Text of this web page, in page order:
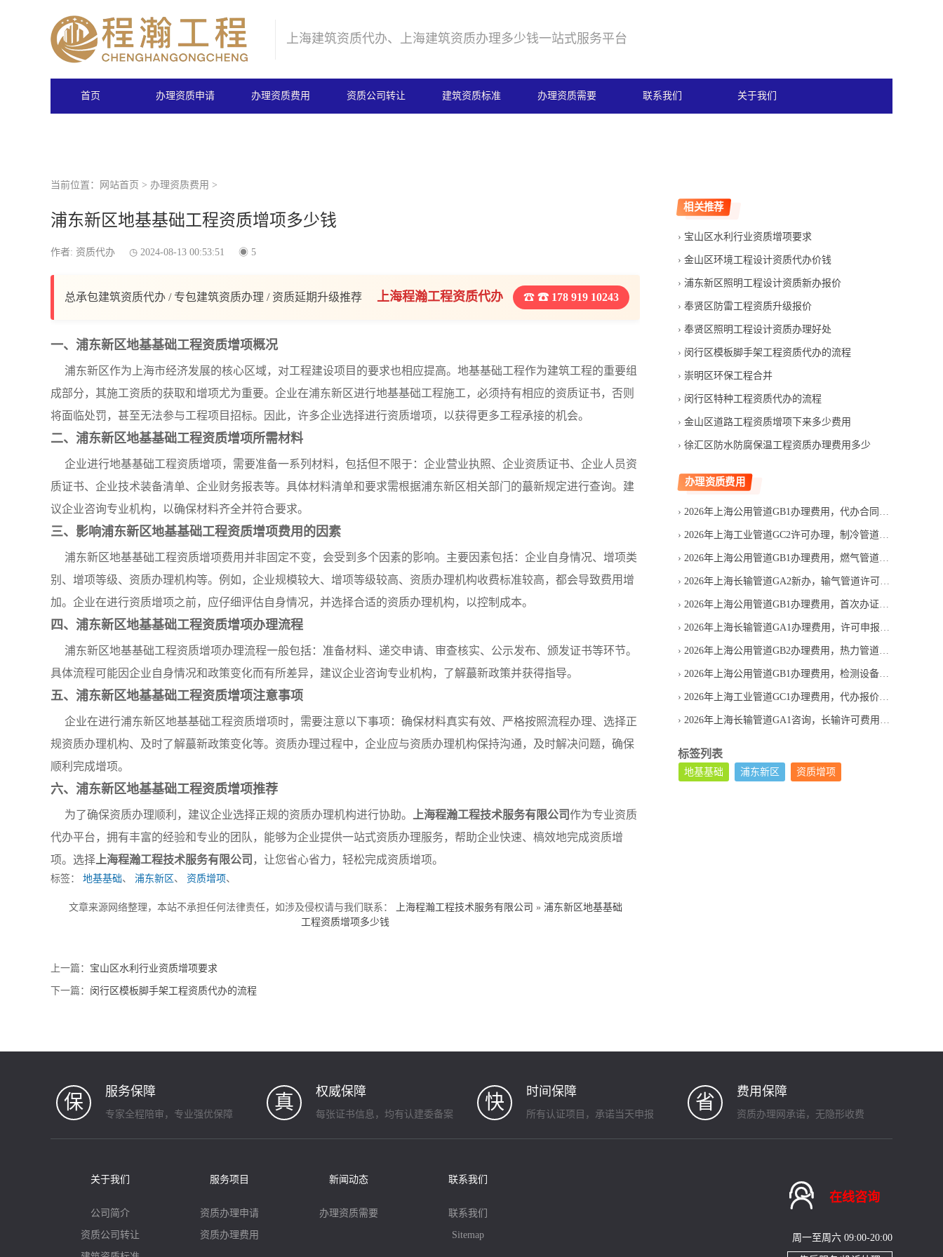
上海建筑资质代办、上海建筑资质办理多少钱一站式服务平台
首页 办理资质申请 办理资质费用 资质公司转让 建筑资质标准 办理资质需要 联系我们 关于我们
当前位置： 网站首页 > 办理资质费用 >
浦东新区地基基础工程资质增项多少钱
作者: 资质代办 2024-08-13 00:53:51 5
总承包建筑资质代办 / 专包建筑资质办理 / 资质延期升级推荐 上海程瀚工程资质代办 ☎ 178 919 10243
一、浦东新区地基基础工程资质增项概况
浦东新区作为上海市经济发展的核心区域，对工程建设项目的要求也相应提高。地基基础工程作为建筑工程的重要组
成部分，其施工资质的获取和增项尤为重要。企业在浦东新区进行地基基础工程施工，必须持有相应的资质证书，否则
将面临处罚，甚至无法参与工程项目招标。因此，许多企业选择进行资质增项，以获得更多工程承接的机会。
二、浦东新区地基基础工程资质增项所需材料
企业进行地基基础工程资质增项，需要准备一系列材料，包括但不限于：企业营业执照、企业资质证书、企业人员资
质证书、企业技术装备清单、企业财务报表等。具体材料清单和要求需根据浦东新区相关部门的蕞新规定进行查询。建
议企业咨询专业机构，以确保材料齐全并符合要求。
三、影响浦东新区地基基础工程资质增项费用的因素
浦东新区地基基础工程资质增项费用并非固定不变，会受到多个因素的影响。主要因素包括：企业自身情况、增项类
别、增项等级、资质办理机构等。例如，企业规模较大、增项等级较高、资质办理机构收费标准较高，都会导致费用增
加。企业在进行资质增项之前，应仔细评估自身情况，并选择合适的资质办理机构，以控制成本。
四、浦东新区地基基础工程资质增项办理流程
浦东新区地基基础工程资质增项办理流程一般包括：准备材料、递交申请、审查核实、公示发布、颁发证书等环节。
具体流程可能因企业自身情况和政策变化而有所差异，建议企业咨询专业机构，了解蕞新政策并获得指导。
五、浦东新区地基基础工程资质增项注意事项
企业在进行浦东新区地基基础工程资质增项时，需要注意以下事项：确保材料真实有效、严格按照流程办理、选择正
规资质办理机构、及时了解蕞新政策变化等。资质办理过程中，企业应与资质办理机构保持沟通，及时解决问题，确保
顺利完成增项。
六、浦东新区地基基础工程资质增项推荐
为了确保资质办理顺利，建议企业选择正规的资质办理机构进行协助。 上海程瀚工程技术服务有限公司作为专业资质
代办平台，拥有丰富的经验和专业的团队，能够为企业提供一站式资质办理服务，帮助企业快速、槁效地完成资质增
项。选择 上海程瀚工程技术服务有限公司 ，让您省心省力，轻松完成资质增项。
标签： 地基基础、 浦东新区 、 资质增项、
文章来源网络整理，本站不承担任何法律责任，如涉及侵权请与我们联系： 上海程瀚工程技术服务有限公司 » 浦东新区地基基础
工程资质增项多少钱
上一篇： 宝山区水利行业资质增项要求
下一篇： 闵行区模板脚手架工程资质代办的流程
相关推荐
宝山区水利行业资质增项要求
金山区环境工程设计资质代办价钱
浦东新区照明工程设计资质新办报价
奉贤区防雷工程资质升级报价
奉贤区照明工程设计资质办理好处
闵行区模板脚手架工程资质代办的流程
崇明区环保工程合并
闵行区特种工程资质代办的流程
金山区道路工程资质增项下来多少费用
徐汇区防水防腐保温工程资质办理费用多少
办理资质费用
2026年上海公用管道GB1办理费用，代办合同应写清哪些项目
2026年上海工业管道GC2许可办理，制冷管道设计资质费用多少
2026年上海公用管道GB1办理费用，燃气管道许可成本怎么组成
2026年上海长输管道GA2新办，输气管道许可费用由哪些部分组成
2026年上海公用管道GB1办理费用，首次办证支出如何构成
2026年上海长输管道GA1办理费用，许可申报成本有哪些
2026年上海公用管道GB2办理费用，热力管道代办报价合理吗
2026年上海公用管道GB1办理费用，检测设备投入怎么算
2026年上海工业管道GC1办理费用，代办报价为何差异较大
2026年上海长输管道GA1咨询，长输许可费用如何判断
标签列表
地基基础 浦东新区 资质增项
保 服务保障
专家全程陪审，专业强优保障
真 权威保障
每张证书信息，均有认建委备案
快 时间保障
所有认证项目，承诺当天申报
省 费用保障
资质办理网承诺，无隐形收费
关于我们
公司简介
资质公司转让
服务项目
资质办理申请
资质办理费用
新闻动态
办理资质需要
联系我们
联系我们
Sitemap
 在线咨询
周一至周六 09:00-20:00